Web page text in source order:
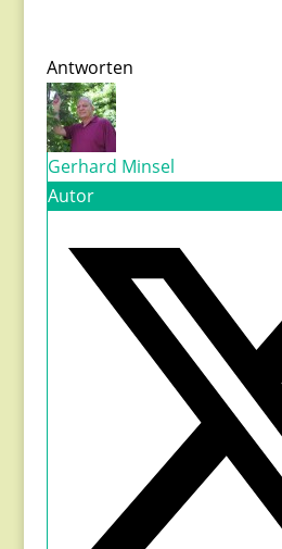
Antworten
Gerhard Minsel
Autor